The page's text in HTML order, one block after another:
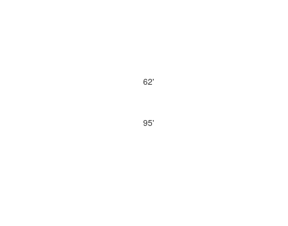
62'
95'